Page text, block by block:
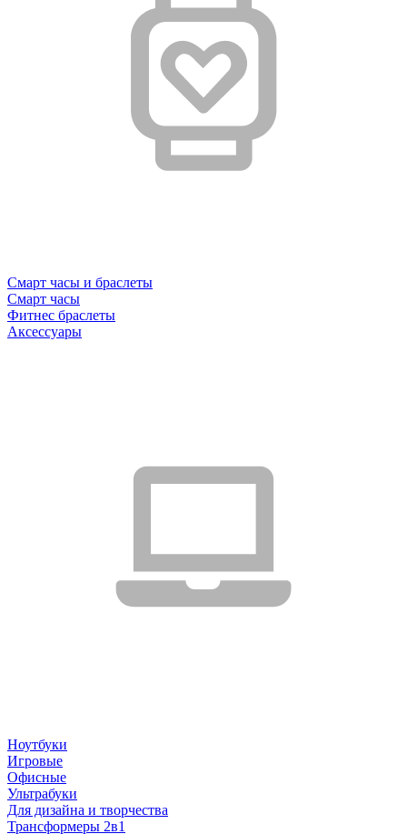
Смарт часы и браслеты
Смарт часы
Фитнес браслеты
Аксессуары
Ноутбуки
Игровые
Офисные
Ультрабуки
Для дизайна и творчества
Трансформеры 2в1